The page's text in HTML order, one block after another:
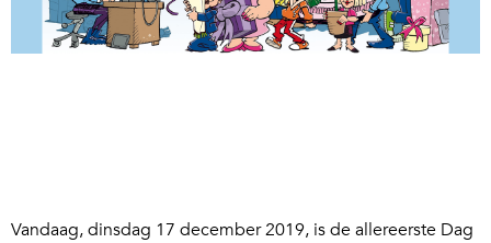
Vandaag, dinsdag 17 december 2019, is de allereerste Dag